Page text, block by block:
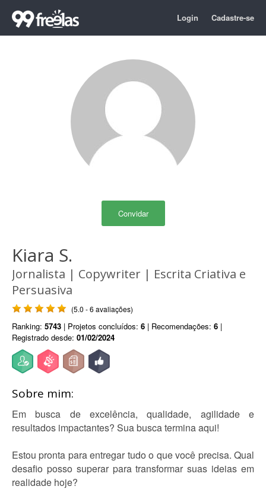
Login Cadastre-se
Convidar
Kiara S.
Jornalista | Copywriter | Escrita Criativa e
Persuasiva
(5.0 - 6 avaliações)
Ranking: 5743 | Projetos concluídos: 6 | Recomendações: 6 |
Registrado desde: 01/02/2024
Sobre mim:
Em busca de excelência, qualidade, agilidade e
resultados impactantes? Sua busca termina aqui!
Estou pronta para entregar tudo o que você precisa. Qual
desafio posso superar para transformar suas ideias em
realidade hoje?